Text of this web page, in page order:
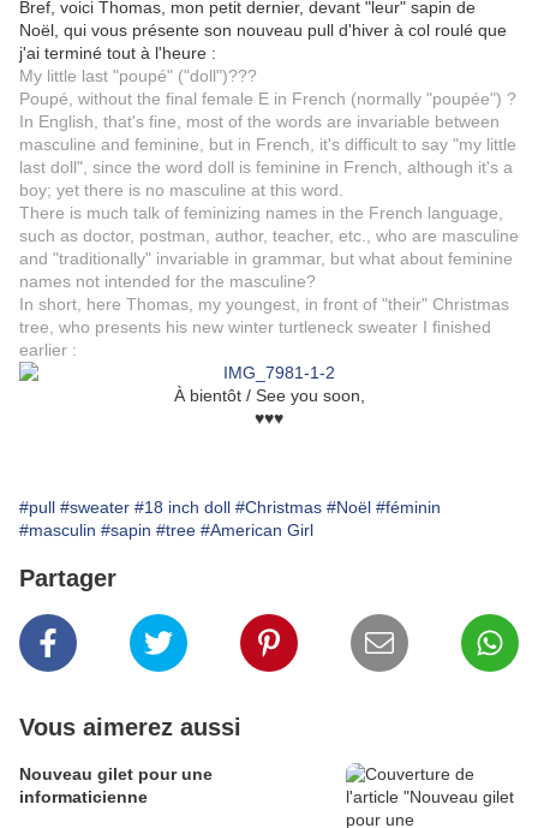
Bref, voici Thomas, mon petit dernier, devant "leur" sapin de
Noël, qui vous présente son nouveau pull d'hiver à col roulé que
j'ai terminé tout à l'heure :
My little last "poupé" ("doll")???
Poupé, without the final female E in French (normally "poupée") ?
In English, that's fine, most of the words are invariable between
masculine and feminine, but in French, it's difficult to say "my little
last doll", since the word doll is feminine in French, although it's a
boy; yet there is no masculine at this word.
There is much talk of feminizing names in the French language,
such as doctor, postman, author, teacher, etc., who are masculine
and "traditionally" invariable in grammar, but what about feminine
names not intended for the masculine?
In short, here Thomas, my youngest, in front of "their" Christmas
tree, who presents his new winter turtleneck sweater I finished
earlier :
À bientôt / See you soon,
♥♥♥
#pull #sweater #18 inch doll #Christmas #Noël #féminin
#masculin #sapin #tree #American Girl
Partager
Vous aimerez aussi
Nouveau gilet pour une
informaticienne